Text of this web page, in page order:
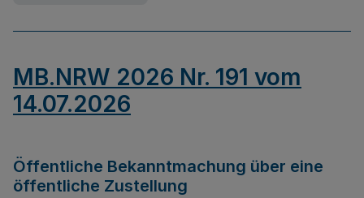
MB.NRW 2026 Nr. 191 vom
14.07.2026
Öffentliche Bekanntmachung über eine
öffentliche Zustellung